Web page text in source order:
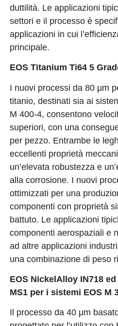
duttilità. Le applicazioni
settori e il processo è
applicazioni in cui
principale.
EOS Titanium Ti64 5
I nuovi processi da 80 µm
titanio, destinati sia ai
M 400-4, consentono
superiori, con una
per pezzo. Entrambe le
eccellenti proprietà
un’elevata robustezza e
alla corrosione. I nuovi
ottimizzati per una
componenti con proprietà
battuto. Le applicazioni
componenti aerospaziali e
ad altre applicazioni
una combinazione di peso
EOS NickelAlloy IN718
MS1 per i sistemi EOS M
Il processo da 40 µm